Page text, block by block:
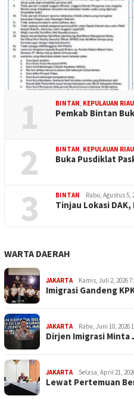
1 BINTAN, KEPULAUAN RIAU
Pemkab Bintan
2 BINTAN, KEPULAUAN RIAU
Buka Pusdiklat
3 BINTAN Rabu, Agustus 5,
Tinjau Lokasi
WARTA DAERAH
JAKARTA Kamis, Juli 2, 2026
Imigrasi Gandeng
JAKARTA Rabu, Juni 10, 2026
Dirjen Imigrasi Minta
JAKARTA Selasa, April 21,
Lewat Pertemuan